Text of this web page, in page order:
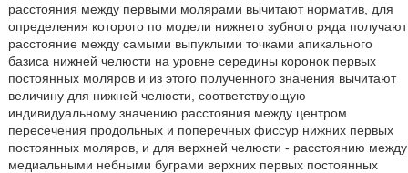
расстояния между первыми молярами вычитают норматив, для
определения которого по модели нижнего зубного ряда получают
расстояние между самыми выпуклыми точками апикального
базиса нижней челюсти на уровне середины коронок первых
постоянных моляров и из этого полученного значения вычитают
величину для нижней челюсти, соответствующую
индивидуальному значению расстояния между центром
пересечения продольных и поперечных фиссур нижних первых
постоянных моляров, и для верхней челюсти - расстоянию между
медиальными небными буграми верхних первых постоянных